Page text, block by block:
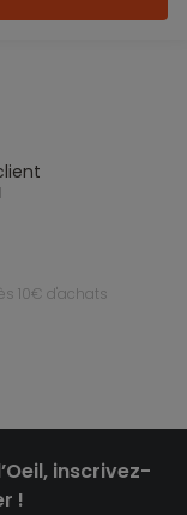
10€ d'achats
inscrivez-
!